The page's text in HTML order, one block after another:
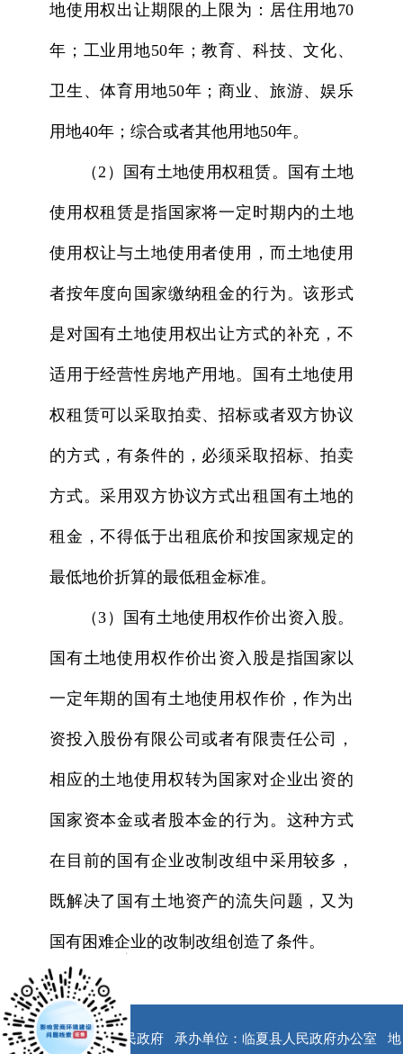
地使用权出让期限的上限为：居住用地70
年；工业用地50年；教育、科技、文化、
卫生、体育用地50年；商业、旅游、娱乐
用地40年；综合或者其他用地50年。
（2）国有土地使用权租赁。国有土地
使用权租赁是指国家将一定时期内的土地
使用权让与土地使用者使用，而土地使用
者按年度向国家缴纳租金的行为。该形式
是对国有土地使用权出让方式的补充，不
适用于经营性房地产用地。国有土地使用
权租赁可以采取拍卖、招标或者双方协议
的方式，有条件的，必须采取招标、拍卖
方式。采用双方协议方式出租国有土地的
租金，不得低于出租底价和按国家规定的
最低地价折算的最低租金标准。
（3）国有土地使用权作价出资入股。
国有土地使用权作价出资入股是指国家以
一定年期的国有土地使用权作价，作为出
资投入股份有限公司或者有限责任公司，
相应的土地使用权转为国家对企业出资的
国家资本金或者股本金的行为。这种方式
在目前的国有企业改制改组中采用较多，
既解决了国有土地资产的流失问题，又为
国有困难企业的改制改组创造了条件。
版权所有：临夏县人民政府 承办单位：临夏县人民政府办公室 地
x